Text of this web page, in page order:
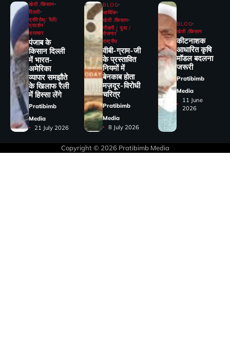
खेती /किसान
दिल्ली
प्रतिरोध/ रैली/
प्रदर्शन
समाचार
पंजाब के
किसान दिल्ली
में भारत-
अमेरिका
व्यापार समझौते
के खिलाफ रैली
में हिस्सा लेंगे
Pratibimb
Media
21 July 2026
BLOG
आर्थिक
खेती /किसान
नौकरी / युवा /
रोजगार
राष्ट्रीय
वीबी-ग्राम-जी
के प्रस्तावित
नियमों में
बेनकाब होता
मज़दूर-विरोधी
चरित्र
Pratibimb
Media
8 July 2026
BLOG
खेती /किसान
कीटनाशक
आधारित कृषि
मॉडल बदलना
जरूरी
Pratibimb
Media
11 June
2026
Copyright © 2026 Pratibimb Media